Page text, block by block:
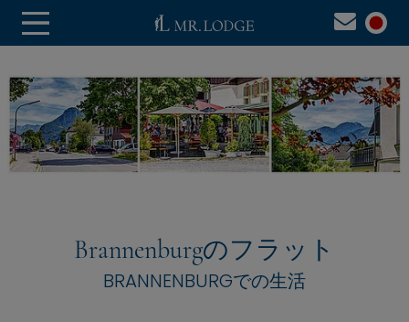
Brannenburgのフラット
BRANNENBURGでの生活